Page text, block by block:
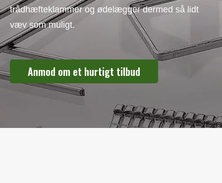
trådhæfteklammer og ødelægger dermed så lidt
væv som muligt.
Anmod om et hurtigt tilbud